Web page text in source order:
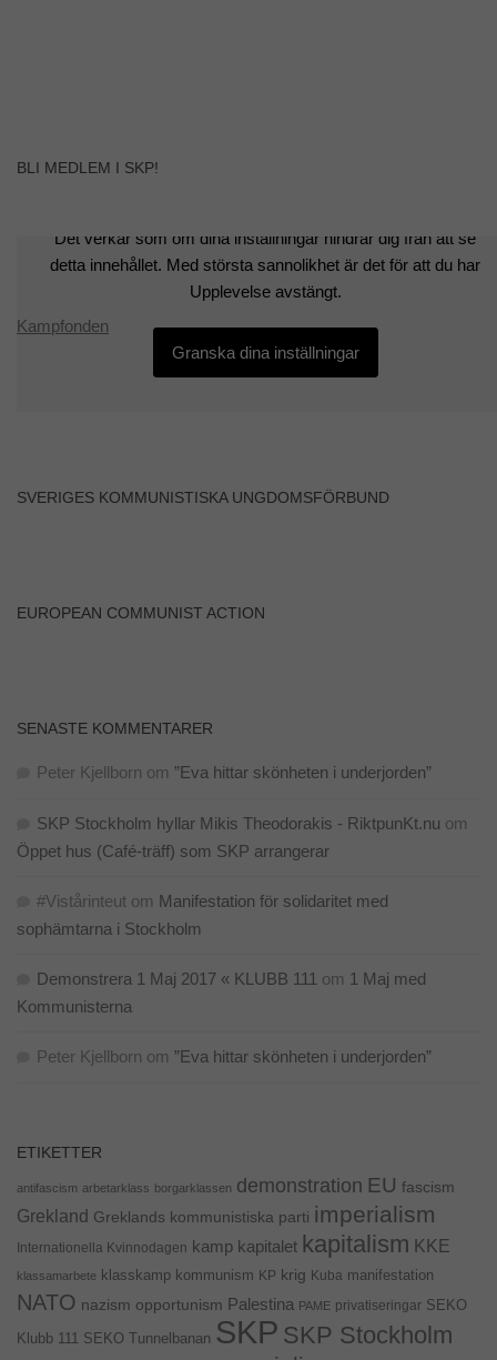
BLI MEDLEM I SKP!
Kampfonden
Det verkar som om dina inställningar hindrar dig från att se
detta innehållet. Med största sannolikhet är det för att du har
Upplevelse avstängt.
Granska dina inställningar
SVERIGES KOMMUNISTISKA UNGDOMSFÖRBUND
EUROPEAN COMMUNIST ACTION
SENASTE KOMMENTARER
Peter Kjellborn om ”Eva hittar skönheten i underjorden”
SKP Stockholm hyllar Mikis Theodorakis - RiktpunKt.nu om
Öppet hus (Café-träff) som SKP arrangerar
#Vistårinteut om Manifestation för solidaritet med
sophämtarna i Stockholm
Demonstrera 1 Maj 2017 « KLUBB 111 om 1 Maj med
Kommunisterna
Peter Kjellborn om ”Eva hittar skönheten i underjorden”
ETIKETTER
antifascism arbetarklass borgarklassen demonstration EU fascism
Grekland Greklands kommunistiska parti imperialism
Internationella Kvinnodagen kamp kapitalet kapitalism KKE
klassamarbete klasskamp kommunism KP krig Kuba manifestation
NATO nazism opportunism Palestina PAME privatiseringar SEKO
Klubb 111 SEKO Tunnelbanan SKP SKP Stockholm